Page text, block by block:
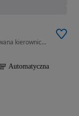
998 cm3 • 67 KM • Automat Line assist podgrzewana kierownica kamera cofania
Automatyczna